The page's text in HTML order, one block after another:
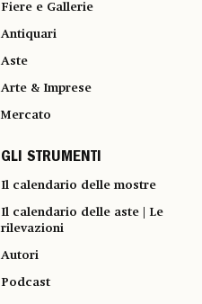
Fiere e Gallerie
Antiquari
Aste
Arte & Imprese
Mercato
GLI STRUMENTI
Il calendario delle mostre
Il calendario delle aste | Le
rilevazioni
Autori
Podcast